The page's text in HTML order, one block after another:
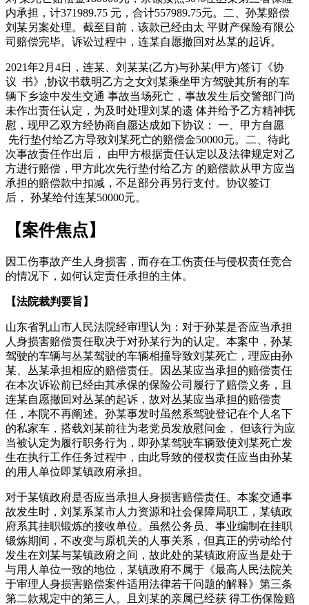
内承担，计371989.75 元，合计557989.75元。二、孙某赔偿
刘某另案处理。截至目前，该款已经由太 平财产保险有限公
司赔偿完毕。诉讼过程中，连某自愿撤回对丛某的起诉。
2021年2月4日，连某、刘某某(乙方)与孙某(甲方)签订《协
议 书》,协议书载明乙方之女刘某乘坐甲方驾驶其所有的车
辆下乡途中发生交通 事故当场死亡，事故发生后交警部门尚
未作出责任认定，为及时处理刘某的遗 体并给予乙方精神抚
慰，现甲乙双方经协商自愿达成如下协议： 一、甲方自愿
先行垫付给乙方导致刘某死亡的赔偿金50000元。二、待此
次事故责任作出后， 由甲方根据责任认定以及法律规定对乙
方进行赔偿，甲方此次先行垫付给乙方 的赔偿款从甲方应当
承担的赔偿款中扣减，不足部分再另行支付。协议签订
后， 孙某给付连某50000元。
【案件焦点】
因工伤事故产生人身损害，而存在工伤责任与侵权责任竞合
的情况下，如何认定责任承担的主体。
【法院裁判要旨】
山东省乳山市人民法院经审理认为：对于孙某是否应当承担
人身损害赔偿责任取决于对孙某行为的认定。本案中，孙某
驾驶的车辆与丛某驾驶的车辆相撞导致刘某死亡，理应由孙
某、丛某承担相应的赔偿责任。因丛某应当承担的赔偿责任
在本次诉讼前已经由其承保的保险公司履行了赔偿义务，且
连某自愿撤回对丛某的起诉，故对丛某应当承担的赔偿责
任，本院不再阐述。孙某事发时虽然系驾驶登记在个人名下
的私家车，搭载刘某前往为老党员发放慰问金， 但该行为应
当被认定为履行职务行为，即孙某驾驶车辆致使刘某死亡发
生在执行工作任务过程中，由此导致的侵权责任应当由孙某
的用人单位即某镇政府承担。
对于某镇政府是否应当承担人身损害赔偿责任。本案交通事
故发生时，刘某系某市人力资源和社会保障局职工，某镇政
府系其挂职锻炼的接收单位。虽然公务员、事业编制在挂职
锻炼期间，不改变与原机关的人事关系，但真正的劳动给付
发生在刘某与某镇政府之间，故此处的某镇政府应当是处于
与用人单位一致的地位，某镇政府不属于《最高人民法院关
于审理人身损害赔偿案件适用法律若干问题的解释》第三条
第二款规定中的第三人。且刘某的亲属已经获 得工伤保险赔